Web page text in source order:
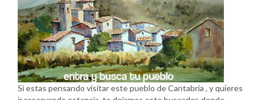
Si estas pensando visitar este pueblo de Cantabria , y quieres